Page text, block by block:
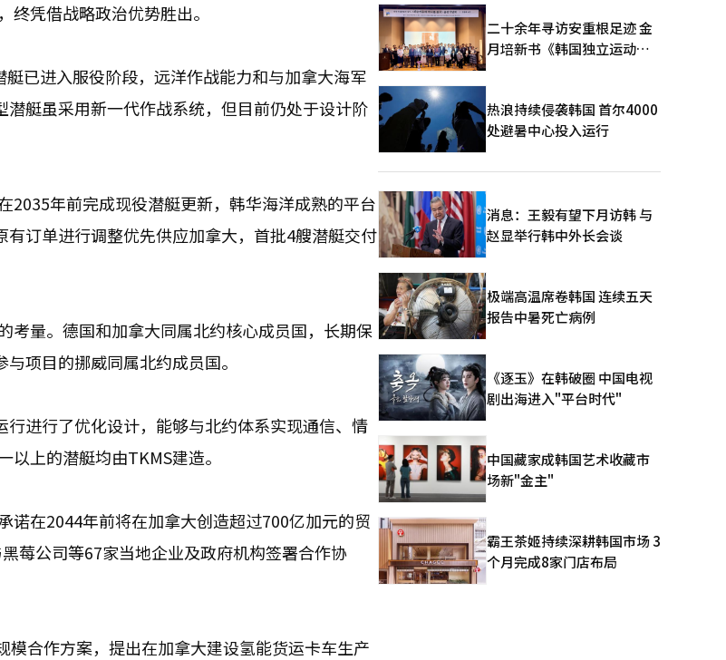
凭借战略政治优势胜出。
进入服役阶段，远洋作战能力和与加拿大海军
艇虽采用新一代作战系统，但目前仍处于设计阶
2035年前完成现役潜艇更新，韩华海洋成熟的平台
订单进行调整优先供应加拿大，首批4艘潜艇交付
考量。德国和加拿大同属北约核心成员国，长期保
项目的挪威同属北约成员国。
进行了优化设计，能够与北约体系实现通信、情
上的潜艇均由TKMS建造。
诺在2044年前将在加拿大创造超过700亿加元的贸
莓公司等67家当地企业及政府机构签署合作协
合作方案，提出在加拿大建设氢能货运卡车生产
二十余年寻访安重根足迹 金
月培新书《韩国独立运动圣
热浪持续侵袭韩国 首尔4000
处避暑中心投入运行
消息：王毅有望下月访韩 与
赵显举行韩中外长会谈
极端高温席卷韩国 连续五天
报告中暑死亡病例
《逐玉》在韩破圈 中国电视
剧出海进入"平台时代"
中国藏家成韩国艺术收藏市
场新"金主"
霸王茶姬持续深耕韩国市场 3
个月完成8家门店布局